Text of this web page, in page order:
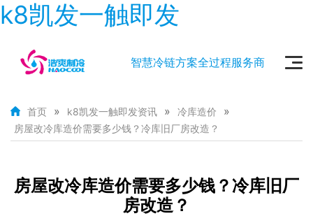
k8凯发一触即发
智慧冷链方案全过程服务商
首页 » k8凯发一触即发资讯 » 冷库造价 »
房屋改冷库造价需要多少钱？冷库旧厂房改造？
房屋改冷库造价需要多少钱？冷库旧厂
房改造？